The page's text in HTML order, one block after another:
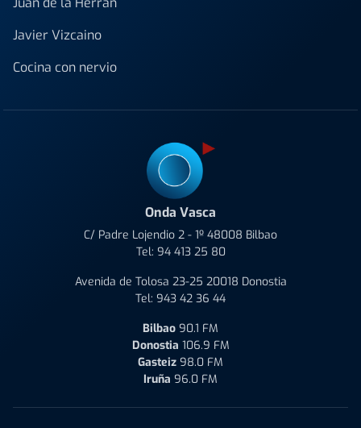
Javier Vizcaino
Cocina con nervio
Onda Vasca
C/ Padre Lojendio 2 - 1º 48008 Bilbao
Tel: 94 413 25 80
Avenida de Tolosa 23-25 20018 Donostia
Tel: 943 42 36 44
Bilbao 90.1 FM
Donostia 106.9 FM
Gasteiz 98.0 FM
Iruña 96.0 FM